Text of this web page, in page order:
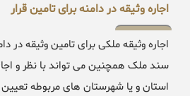
اجاره وثیقه در دامنه برای تامین قرار
اجاره وثیقه ملکی برای تامین وثیقه در
سند ملک همچنین می تواند با نظر و
استان و یا شهرستان های مربوطه